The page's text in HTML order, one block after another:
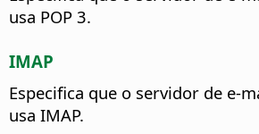
usa POP 3.
IMAP
Especifica que o servidor de e-
usa IMAP.